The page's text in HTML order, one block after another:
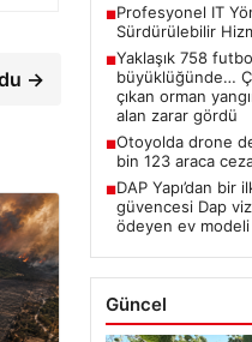
→
■Profesyonel IT
Sürdürülebilir
■Yaklaşık 758
büyüklüğünde…
çıkan orman
alan zarar gördü
■Otoyolda drone
bin 123 araca
■DAP Yapı’dan bir
güvencesi Dap
ödeyen ev modeli
Güncel